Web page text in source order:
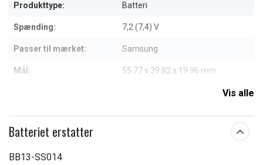
Produkttype: Batteri
Spænding: 7,2 (7,4) V
Passer til mærket: Samsung
Mål: 55.77 x 39.82 x 19.96 mm
Vis alle
Batteriet erstatter
BB13-SS014